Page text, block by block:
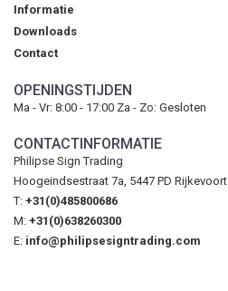
Informatie
Downloads
Contact
OPENINGSTIJDEN
Ma - Vr: 8:00 - 17:00 Za - Zo: Gesloten
CONTACTINFORMATIE
Philipse Sign Trading
Hoogeindsestraat 7a, 5447 PD Rijkevoort
T: +31(0)485800686
M: +31(0)638260300
E: info@philipsesigntrading.com